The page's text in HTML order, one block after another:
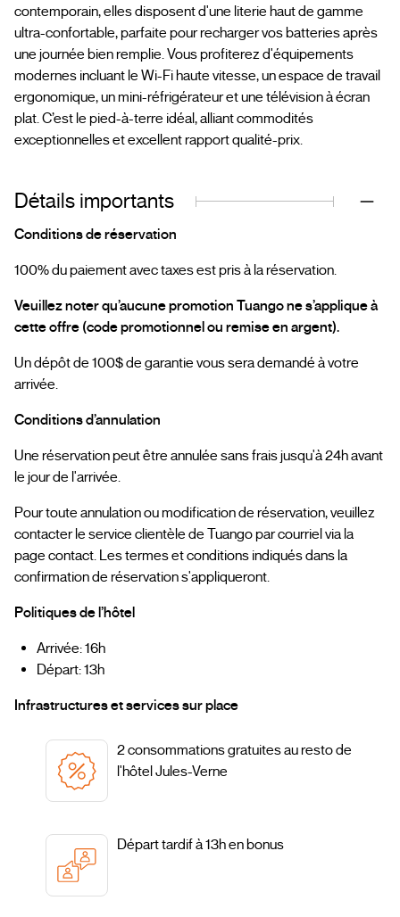
contemporain, elles disposent d'une literie haut de gamme
ultra-confortable, parfaite pour recharger vos batteries après
une journée bien remplie. Vous profiterez d'équipements
modernes incluant le Wi-Fi haute vitesse, un espace de travail
ergonomique, un mini-réfrigérateur et une télévision à écran
plat. C’est le pied-à-terre idéal, alliant commodités
exceptionnelles et excellent rapport qualité-prix.
Détails importants
Conditions de réservation
100% du paiement avec taxes est pris à la réservation.
Veuillez noter qu’aucune promotion Tuango ne s’applique à
cette offre (code promotionnel ou remise en argent).
Un dépôt de 100$ de garantie vous sera demandé à votre
arrivée.
Conditions d’annulation
Une réservation peut être annulée sans frais jusqu'à 24h avant
le jour de l'arrivée.
Pour toute annulation ou modification de réservation, veuillez
contacter le service clientèle de Tuango par courriel via la
page contact. Les termes et conditions indiqués dans la
confirmation de réservation s'appliqueront.
Politiques de l’hôtel
Arrivée: 16h
Départ: 13h
Infrastructures et services sur place
2 consommations gratuites au resto de
l'hôtel Jules-Verne
Départ tardif à 13h en bonus